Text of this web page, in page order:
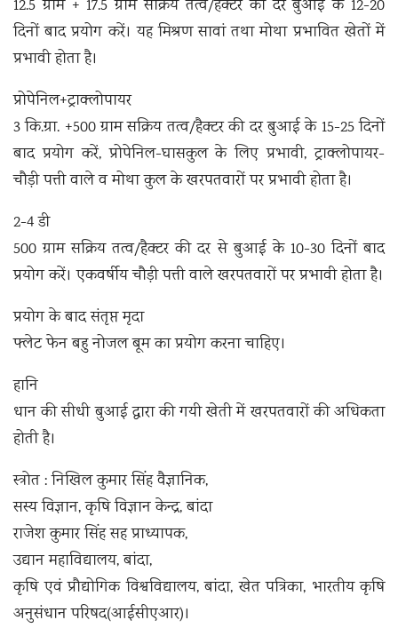
12.5 ग्राम + 17.5 ग्राम सक्रिय तत्व/हैक्टर की दर बुआई के 12-20
दिनों बाद प्रयोग करें। यह मिश्रण सावां तथा मोथा प्रभावित खेतों में
प्रभावी होता है।
प्रोपेनिल+ट्राक्लोपायर
3 कि.ग्रा. +500 ग्राम सक्रिय तत्व/हैक्टर की दर बुआई के 15-25 दिनों
बाद प्रयोग करें, प्रोपेनिल-घासकुल के लिए प्रभावी, ट्राक्लोपायर-
चौड़ी पत्ती वाले व मोथा कुल के खरपतवारों पर प्रभावी होता है।
2-4 डी
500 ग्राम सक्रिय तत्व/हैक्टर की दर से बुआई के 10-30 दिनों बाद
प्रयोग करें। एकवर्षीय चौड़ी पत्ती वाले खरपतवारों पर प्रभावी होता है।
प्रयोग के बाद संतृप्त मृदा
फ्लेट फेन बहु नोजल बूम का प्रयोग करना चाहिए।
हानि
धान की सीधी बुआई द्वारा की गयी खेती में खरपतवारों की अधिकता
होती है।
स्त्राेत : निखिल कुमार सिंह वैज्ञानिक,
सस्य विज्ञान, कृषि विज्ञान केन्द्र, बांदा
राजेश कुमार सिंह सह प्राध्यापक,
उद्यान महाविद्यालय, बांदा,
कृषि एवं प्रौद्योगिक विश्वविद्यालय, बांदा, खेत पत्रिका, भारतीय कृषि
अनुसंधान परिषद(आईसीएआर)।